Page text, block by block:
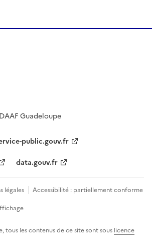
Guadeloupe
public.gouv.fr
data.gouv.fr
légales
Accessibilité : partiellement conforme
tous les contenus de ce site sont sous licence